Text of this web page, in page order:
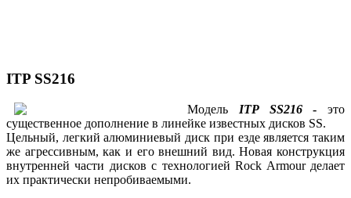
ITP SS216
Модель ITP SS216- это
существенное дополнение в линейке известных дисков SS.
Цельный, легкий алюминиевый диск при езде является таким
же агрессивным, как и его внешний вид. Новая конструкция
внутренней части дисков с технологией Rock Armour делает
их практически непробиваемыми.